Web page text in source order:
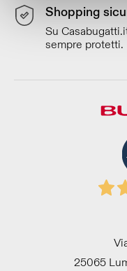
Shopping
Su
sempre protetti.
25065